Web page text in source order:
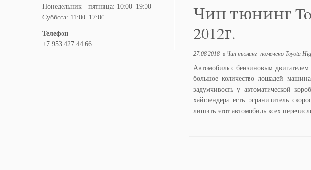
Понедельник—пятница: 10:00–19:00
Суббота: 11:00–17:00
Телефон
+7 953 427 44 66
Чип тюнинг
2012г.
27.08.2018в Чип тюнинг помечено Toyota
Автомобиль с бензиновым
большое количество лошадей
задумчивость у автоматической
хайглендера есть ограничитель
лишить этот автомобиль всех